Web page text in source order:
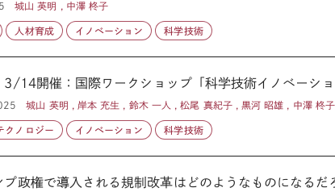
城山 英明 , 中澤 柊子
人材育成 イノベーション 科学技術
3/14開催：国際ワークショップ「科学技術イノベーシ
城山 英明 , 岸本 充生 , 鈴木 一人 , 松尾 真紀子 , 黒河 昭雄 , 中澤 柊子
クノロジー イノベーション 科学技術
プ政権で導入される規制改革はどのようなものになるだ